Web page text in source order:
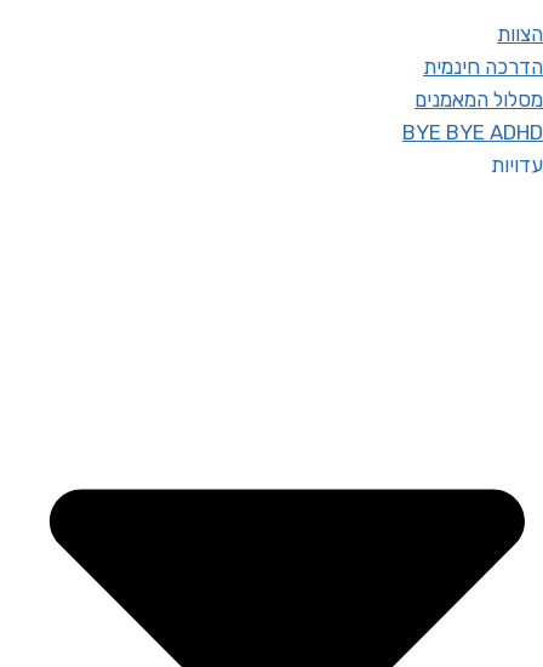
הצוות
הדרכה חינמית
מסלול המאמנים
BYE BYE ADHD
עדויות